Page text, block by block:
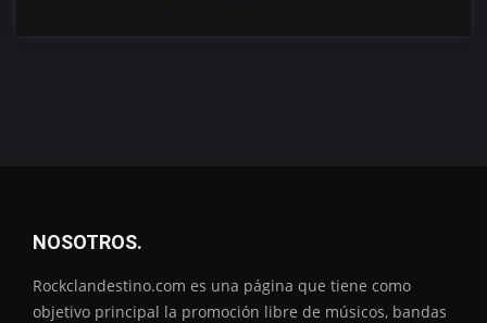
NOSOTROS.
Rockclandestino.com es una página que tiene como
objetivo principal la promoción libre de músicos, bandas